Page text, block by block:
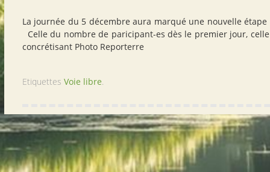
La journée du 5 décembre aura marqué une nouvelle étape
Celle du nombre de paricipant-es dès le premier jour, celle
concrétisant Photo Reporterre
Etiquettes Voie libre.